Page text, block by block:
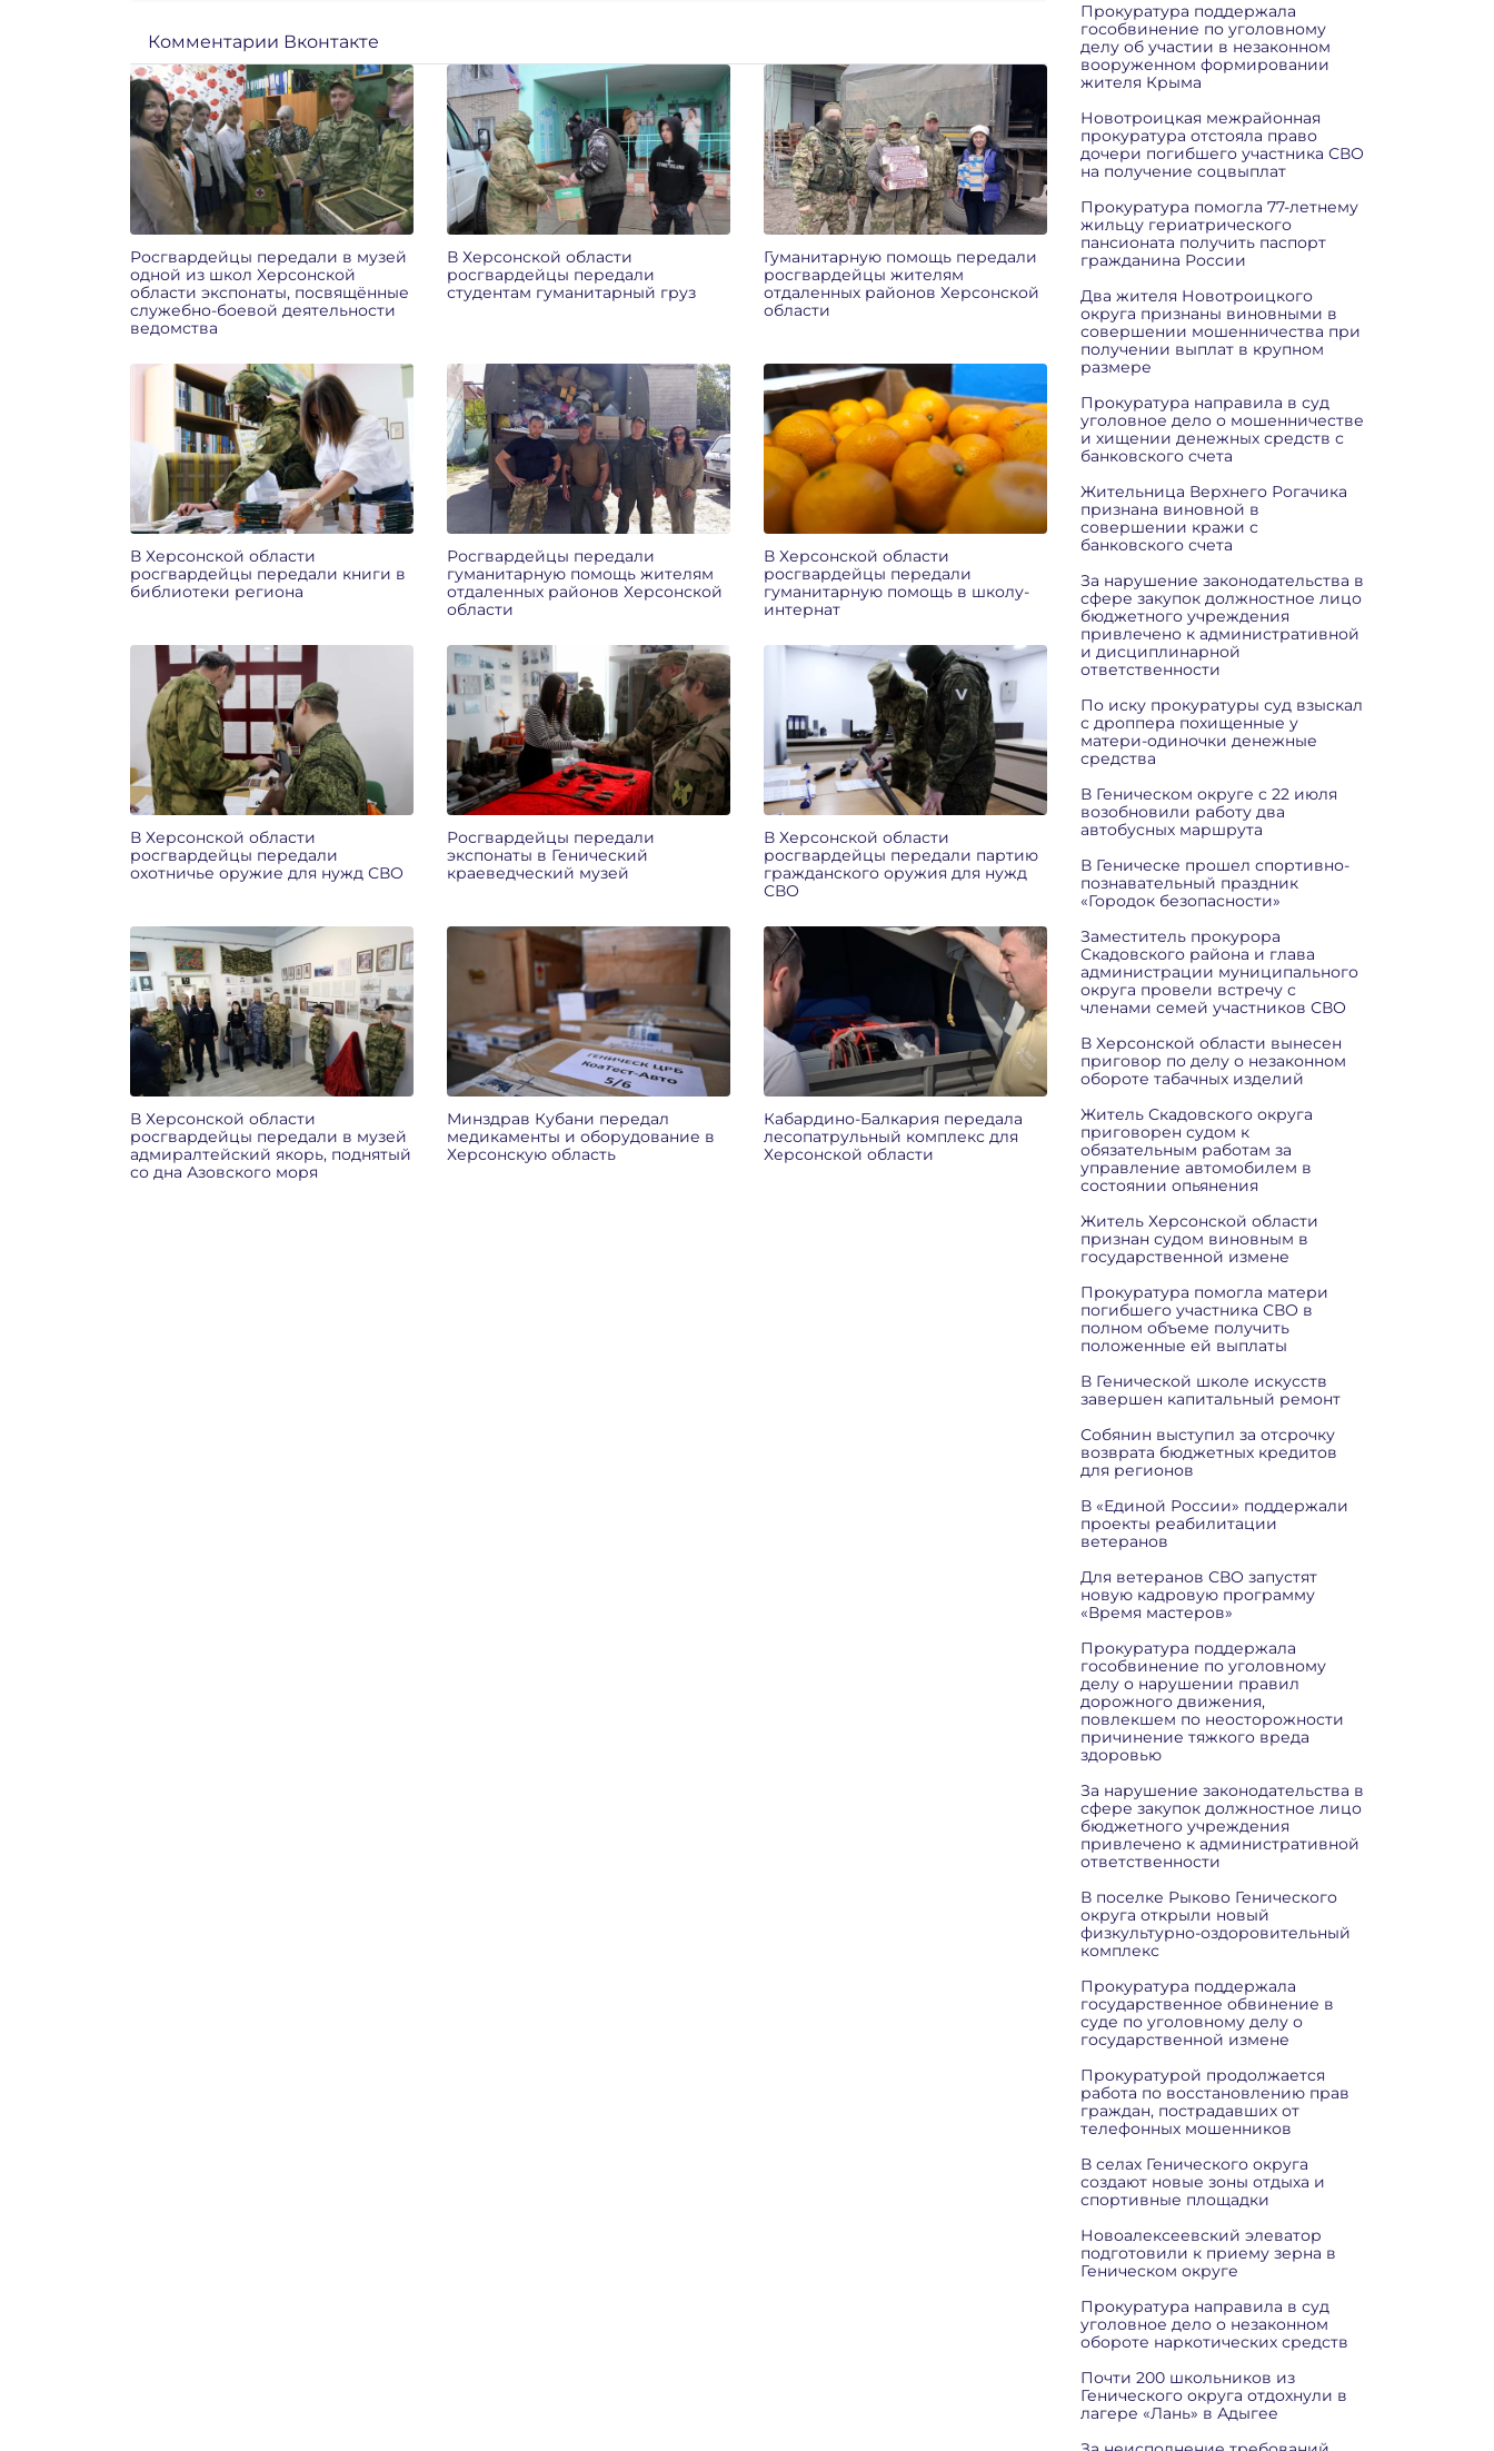
Комментарии Вконтакте
Росгвардейцы передали в музей
одной из школ Херсонской
области экспонаты, посвящённые
служебно-боевой деятельности
ведомства
В Херсонской области
росгвардейцы передали
студентам гуманитарный груз
Гуманитарную помощь передали
росгвардейцы жителям
отдаленных районов Херсонской
области
В Херсонской области
росгвардейцы передали книги в
библиотеки региона
Росгвардейцы передали
гуманитарную помощь жителям
отдаленных районов Херсонской
области
В Херсонской области
росгвардейцы передали
гуманитарную помощь в школу-
интернат
В Херсонской области
росгвардейцы передали
охотничье оружие для нужд СВО
Росгвардейцы передали
экспонаты в Генический
краеведческий музей
В Херсонской области
росгвардейцы передали партию
гражданского оружия для нужд
СВО
В Херсонской области
росгвардейцы передали в музей
адмиралтейский якорь, поднятый
со дна Азовского моря
Минздрав Кубани передал
медикаменты и оборудование в
Херсонскую область
Кабардино-Балкария передала
лесопатрульный комплекс для
Херсонской области
Прокуратура поддержала
гособвинение по уголовному
делу об участии в незаконном
вооруженном формировании
жителя Крыма
Новотроицкая межрайонная
прокуратура отстояла право
дочери погибшего участника СВО
на получение соцвыплат
Прокуратура помогла 77-летнему
жильцу гериатрического
пансионата получить паспорт
гражданина России
Два жителя Новотроицкого
округа признаны виновными в
совершении мошенничества при
получении выплат в крупном
размере
Прокуратура направила в суд
уголовное дело о мошенничестве
и хищении денежных средств с
банковского счета
Жительница Верхнего Рогачика
признана виновной в
совершении кражи с
банковского счета
За нарушение законодательства в
сфере закупок должностное лицо
бюджетного учреждения
привлечено к административной
и дисциплинарной
ответственности
По иску прокуратуры суд взыскал
с дроппера похищенные у
матери-одиночки денежные
средства
В Геническом округе с 22 июля
возобновили работу два
автобусных маршрута
В Геническе прошел спортивно-
познавательный праздник
«Городок безопасности»
Заместитель прокурора
Скадовского района и глава
администрации муниципального
округа провели встречу с
членами семей участников СВО
В Херсонской области вынесен
приговор по делу о незаконном
обороте табачных изделий
Житель Скадовского округа
приговорен судом к
обязательным работам за
управление автомобилем в
состоянии опьянения
Житель Херсонской области
признан судом виновным в
государственной измене
Прокуратура помогла матери
погибшего участника СВО в
полном объеме получить
положенные ей выплаты
В Генической школе искусств
завершен капитальный ремонт
Собянин выступил за отсрочку
возврата бюджетных кредитов
для регионов
В «Единой России» поддержали
проекты реабилитации
ветеранов
Для ветеранов СВО запустят
новую кадровую программу
«Время мастеров»
Прокуратура поддержала
гособвинение по уголовному
делу о нарушении правил
дорожного движения,
повлекшем по неосторожности
причинение тяжкого вреда
здоровью
За нарушение законодательства в
сфере закупок должностное лицо
бюджетного учреждения
привлечено к административной
ответственности
В поселке Рыково Генического
округа открыли новый
физкультурно-оздоровительный
комплекс
Прокуратура поддержала
государственное обвинение в
суде по уголовному делу о
государственной измене
Прокуратурой продолжается
работа по восстановлению прав
граждан, пострадавших от
телефонных мошенников
В селах Генического округа
создают новые зоны отдыха и
спортивные площадки
Новоалексеевский элеватор
подготовили к приему зерна в
Геническом округе
Прокуратура направила в суд
уголовное дело о незаконном
обороте наркотических средств
Почти 200 школьников из
Генического округа отдохнули в
лагере «Лань» в Адыгее